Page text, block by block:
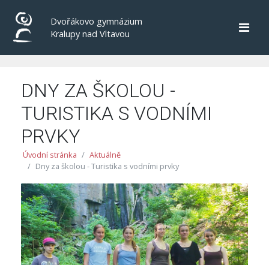
Dvořákovo gymnázium
Kralupy nad Vltavou
DNY ZA ŠKOLOU -
TURISTIKA S VODNÍMI
PRVKY
Úvodní stránka
Aktuálně
Dny za školou - Turistika s vodními prvky